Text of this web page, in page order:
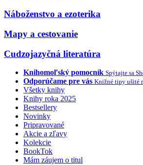
Náboženstvo a ezoterika
Mapy a cestovanie
Cudzojazyčná literatúra
Knihomoľský pomocník Spýtajte sa
Odporúčame pre vás Knižné tipy ušité
Všetky knihy
Knihy roka 2025
Bestsellery
Novinky
Pripravované
Akcie a zľavy
Kolekcie
BookTok
Mám záujem o titul